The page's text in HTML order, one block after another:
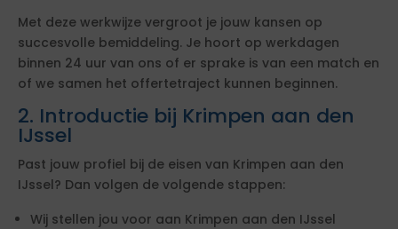
Met deze werkwijze vergroot je jouw kansen op
succesvolle bemiddeling. Je hoort op werkdagen
binnen 24 uur van ons of er sprake is van een match en
of we samen het offertetraject kunnen beginnen.
2. Introductie bij Krimpen aan den
IJssel
Past jouw profiel bij de eisen van Krimpen aan den
IJssel? Dan volgen de volgende stappen:
Wij stellen jou voor aan Krimpen aan den IJssel